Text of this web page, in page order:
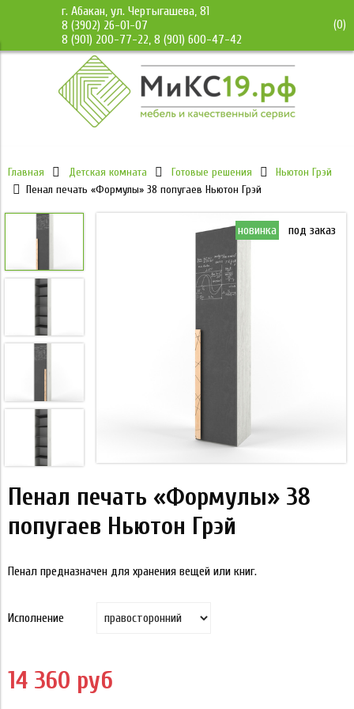
г. Абакан, ул. Чертыгашева, 81
8 (3902) 26-01-07
8 (901) 200-77-22, 8 (901) 600-47-42
(0)
Главная Детская комната Готовые решения
Ньютон Грэй
Пенал печать «Формулы» 38 попугаев Ньютон Грэй
новинка под заказ
Пенал печать «Формулы» 38
попугаев Ньютон Грэй
Пенал предназначен для хранения вещей или книг.
Исполнение
14 360 руб